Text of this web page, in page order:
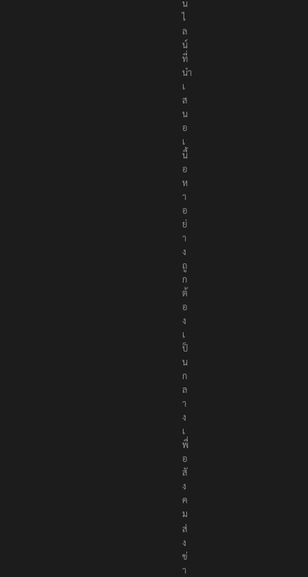
น
ไ
ล
น์
ที่
นำ
เ
ส
น
อ
เ
นื้
อ
ห
า
อ
ย่
า
ง
ถู
ก
ต้
อ
ง
เ
ป็
น
ก
ล
า
ง
เ
พื่
อ
สั
ง
ค
ม
ส่
ง
ข่
า